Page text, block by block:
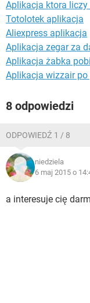
Aplikacja ktora liczy
Totolotek aplikacja
Aliexpress aplikacja
Aplikacja zegar za
Aplikacja żabka
Aplikacja wizzair po
8 odpowiedzi
ODPOWIEDŹ 1 / 8
niedziela
6 maj 2015 o
a interesuje cię